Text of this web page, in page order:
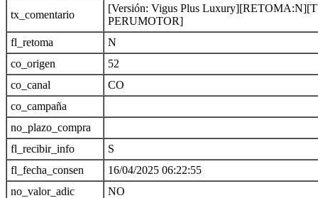
tx_comentario
[Versión: Vigus Plus
PERUMOTOR]
fl_retoma
N
co_origen
52
co_canal
CO
co_campaña
no_plazo_compra
fl_recibir_info
S
fl_fecha_consen
16/04/2025 06:22:55
no_valor_adic
NO